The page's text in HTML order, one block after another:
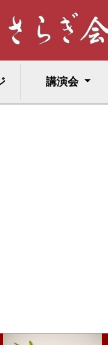
講演会